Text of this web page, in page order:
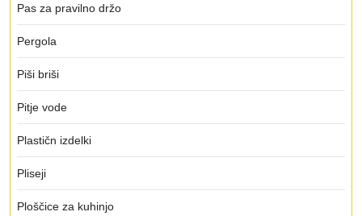
Pas za pravilno držo
Pergola
Piši briši
Pitje vode
Plastičn izdelki
Pliseji
Ploščice za kuhinjo